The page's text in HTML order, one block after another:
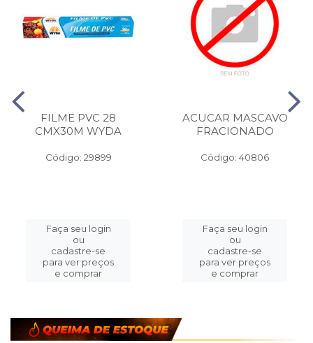
FILME PVC 28
CMX30M WYDA
Código: 29899
Faça seu login
ou
cadastre-se
para ver preços
e comprar
ACUCAR MASCAVO
FRACIONADO
Código: 40806
Faça seu login
ou
cadastre-se
para ver preços
e comprar